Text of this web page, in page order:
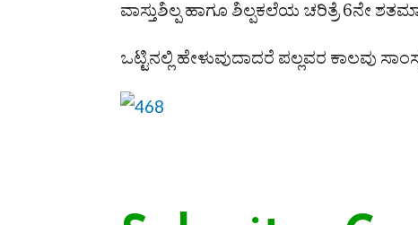
ವಾಸ್ತುಶಿಲ್ಪ ಹಾಗೂ ಶಿಲ್ಪಕಲೆಯ ಚರಿತ್ರೆ 6ನೇ
ಒಟ್ಟಿನಲ್ಲಿ ಹೇಳುವುದಾದರೆ ಪಲ್ಲವರ ಕಾಲವು